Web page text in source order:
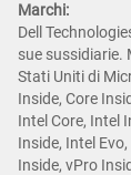
Marchi:
Dell
sue sussidiarie.
Stati Uniti di
Inside, Core
Intel Core, Intel
Inside, Intel
Inside, vPro